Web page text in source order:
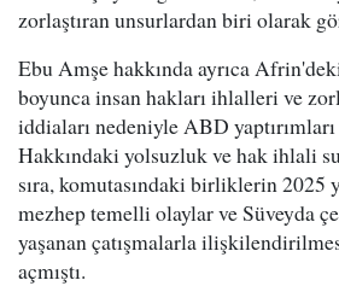
zorlaştıran unsurlardan biri olarak
Ebu Amşe hakkında ayrıca
boyunca insan hakları ihlalleri ve
iddiaları nedeniyle ABD
Hakkındaki yolsuzluk ve hak ihlali
sıra, komutasındaki birliklerin 2025
mezhep temelli olaylar ve Süveyda
yaşanan çatışmalarla
açmıştı.